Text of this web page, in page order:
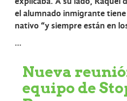
el alumnado inmigrante tiene
nativo “y siempre están en
…
Nueva
equipo de